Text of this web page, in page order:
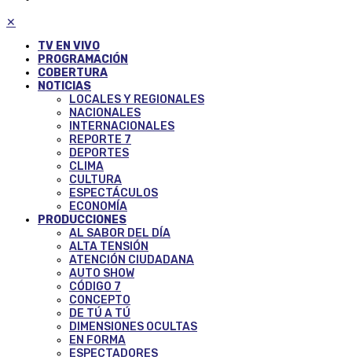
✕
TV EN VIVO
PROGRAMACIÓN
COBERTURA
NOTICIAS
LOCALES Y REGIONALES
NACIONALES
INTERNACIONALES
REPORTE 7
DEPORTES
CLIMA
CULTURA
ESPECTÁCULOS
ECONOMÍA
PRODUCCIONES
AL SABOR DEL DÍA
ALTA TENSIÓN
ATENCIÓN CIUDADANA
AUTO SHOW
CÓDIGO 7
CONCEPTO
DE TÚ A TÚ
DIMENSIONES OCULTAS
EN FORMA
ESPECTADORES